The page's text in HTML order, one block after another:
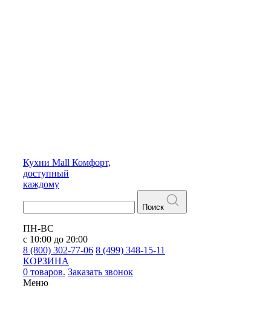
Кухни Mall Комфорт,
доступный
каждому
Поиск
ПН-ВС
с 10:00 до 20:00
8 (800) 302-77-06 8 (499) 348-15-11
КОРЗИНА
0 товаров. Заказать звонок
Меню